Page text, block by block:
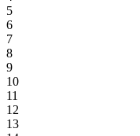
5
6
7
8
9
10
11
12
13